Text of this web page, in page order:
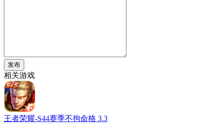
发布
相关游戏
王者荣耀-S44赛季不拘命格 3.3